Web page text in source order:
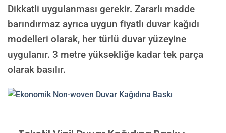
Dikkatli uygulanması gerekir. Zararlı madde
barındırmaz ayrıca uygun fiyatlı duvar kağıdı
modelleri olarak, her türlü duvar yüzeyine
uygulanır. 3 metre yüksekliğe kadar tek parça
olarak basılır.